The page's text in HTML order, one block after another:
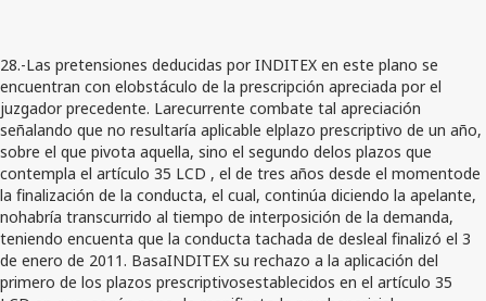
28.-Las pretensiones deducidas por INDITEX en este plano se
encuentran con elobstáculo de la prescripción apreciada por el
juzgador precedente. Larecurrente combate tal apreciación
señalando que no resultaría aplicable elplazo prescriptivo de un año,
sobre el que pivota aquella, sino el segundo delos plazos que
contempla el artículo 35 LCD , el de tres años desde el momentode
la finalización de la conducta, el cual, continúa diciendo la apelante,
nohabría transcurrido al tiempo de interposición de la demanda,
teniendo encuenta que la conducta tachada de desleal finalizó el 3
de enero de 2011. BasaINDITEX su rechazo a la aplicación del
primero de los plazos prescriptivosestablecidos en el artículo 35